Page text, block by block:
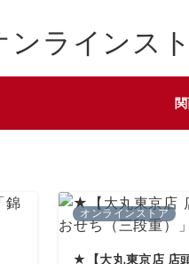
オンラインストア
★【大丸東京店 店